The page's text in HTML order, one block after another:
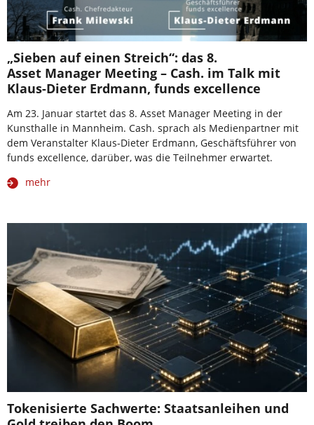
„Sieben auf einen Streich“: das 8.
Asset Manager Meeting – Cash. im Talk mit
Klaus-Dieter Erdmann, funds excellence
Am 23. Januar startet das 8. Asset Manager Meeting in der
Kunsthalle in Mannheim. Cash. sprach als Medienpartner mit
dem Veranstalter Klaus-Dieter Erdmann, Geschäftsführer von
funds excellence, darüber, was die Teilnehmer erwartet.
mehr
Tokenisierte Sachwerte: Staatsanleihen und